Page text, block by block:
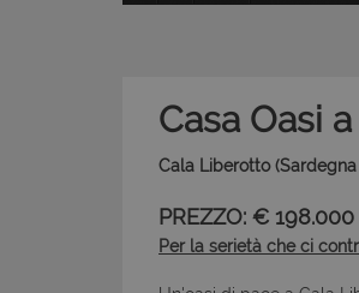
Casa Oasi
Cala Liberotto
PREZZO: € 198.000
Per la serietà che ci